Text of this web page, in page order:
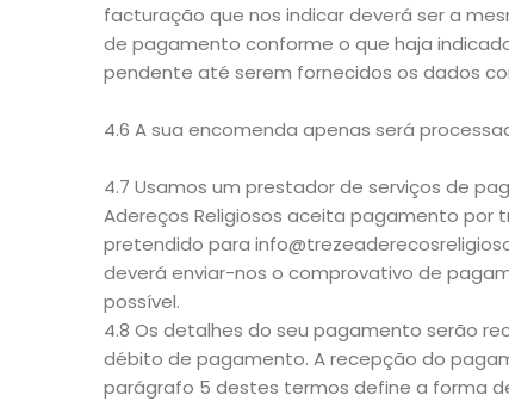
facturação que nos indicar deverá ser a
de pagamento conforme o que haja
pendente até serem fornecidos os dados
4.6 A sua encomenda apenas será
4.7 Usamos um prestador de serviços de
Adereços Religiosos aceita pagamento
pretendido para
deverá enviar-nos o comprovativo de
possível.
4.8 Os detalhes do seu pagamento serão
débito de pagamento. A recepção do
parágrafo 5 destes termos define a forma